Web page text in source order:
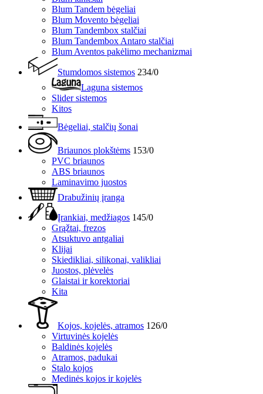
Blum Tandem bėgeliai
Blum Movento bėgeliai
Blum Tandembox stalčiai
Blum Tandembox Antaro stalčiai
Blum Aventos pakėlimo mechanizmai
Stumdomos sistemos 234/0
Laguna sistemos
Slider sistemos
Kitos
Bėgeliai, stalčių šonai
Briaunos plokštėms 153/0
PVC briaunos
ABS briaunos
Laminavimo juostos
Drabužinių įranga
Įrankiai, medžiagos 145/0
Grąžtai, frezos
Atsuktuvo antgaliai
Klijai
Skiedikliai, silikonai, valikliai
Juostos, plėvelės
Glaistai ir korektoriai
Kita
Kojos, kojelės, atramos 126/0
Virtuvinės kojelės
Baldinės kojelės
Atramos, padukai
Stalo kojos
Medinės kojos ir kojelės